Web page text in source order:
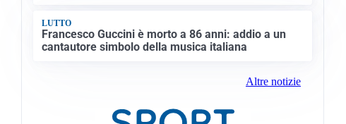
LUTTO
Francesco Guccini è morto a 86 anni: addio a un
cantautore simbolo della musica italiana
Altre notizie